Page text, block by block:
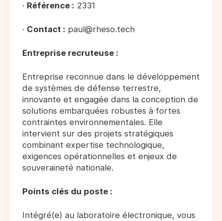
· Référence : 2331
· Contact : paul@rheso.tech
Entreprise recruteuse :
Entreprise reconnue dans le développement
de systèmes de défense terrestre,
innovante et engagée dans la conception de
solutions embarquées robustes à fortes
contraintes environnementales. Elle
intervient sur des projets stratégiques
combinant expertise technologique,
exigences opérationnelles et enjeux de
souveraineté nationale.
Points clés du poste :
Intégré(e) au laboratoire électronique, vous